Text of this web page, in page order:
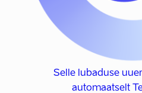
Selle lubaduse
automaatselt